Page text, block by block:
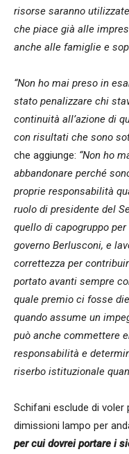
risorse saranno
che piace già alle
anche alle famiglie e
“Non ho mai preso in
stato penalizzare chi
continuità all’azione di
con risultati che sono
che aggiunge: “Non ho
abbandonare perché
proprie responsabilità
ruolo di presidente del
quello di capogruppo
governo Berlusconi, e
correttezza per
portato avanti sempre
quale premio ci fosse
quando assume un
può anche commettere
responsabilità e
riserbo istituzionale
Schifani esclude di voler
dimissioni lampo per
per cui dovrei portare i